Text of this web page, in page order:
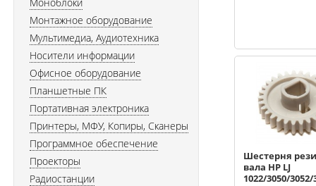
Шестерня
вала HP LJ
1022/3050/3052/
Монтажное оборудование
Мультимедиа, Аудиотехника
Носители информации
Офисное оборудование
Планшетные ПК
Портативная электроника
Принтеры, МФУ, Копиры, Сканеры
Программное обеспечение
Проекторы
Радиостанции